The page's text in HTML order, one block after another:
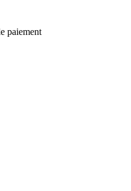
paiement